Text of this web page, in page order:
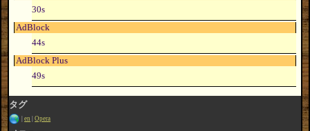
30s
AdBlock
44s
AdBlock Plus
49s
タグ
en Opera